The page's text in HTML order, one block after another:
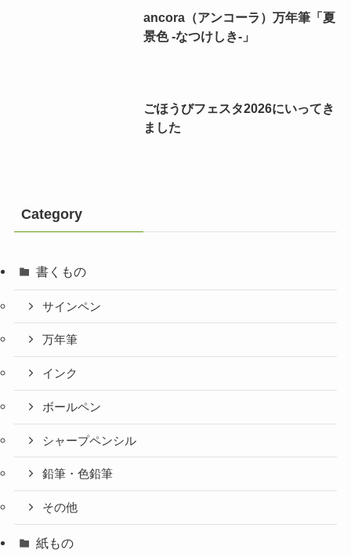
ancora（アンコーラ）万年筆「夏
景色 -なつけしき-」
ごほうびフェスタ2026にいってき
ました
Category
書くもの
サインペン
万年筆
インク
ボールペン
シャープペンシル
鉛筆・色鉛筆
その他
紙もの